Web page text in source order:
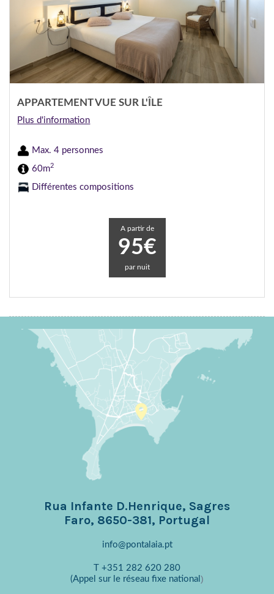
APPARTEMENT VUE SUR L'ÎLE
Plus d'information
Max. 4 personnes
60m2
Différentes compositions
A partir de
95€
par nuit
Rua Infante D.Henrique, Sagres
Faro, 8650-381, Portugal
info@pontalaia.pt
+351 282 620 280
(Appel sur le réseau fixe national )